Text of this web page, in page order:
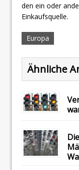
den ein oder
Einkaufsquelle.
Europa
Ähnliche